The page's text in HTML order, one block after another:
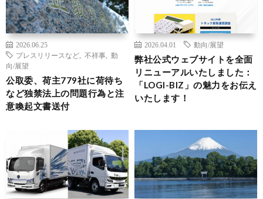
2026.06.25
プレスリリースなど
不祥事
動
向/展望
公取委、荷主779社に荷待ち
など独禁法上の問題行為と注
意喚起文書送付
2026.04.01 動向/展望
弊社公式ウェブサイトを全面
リニューアルいたしました：
「LOGI-BIZ」の魅力をお伝え
いたします！